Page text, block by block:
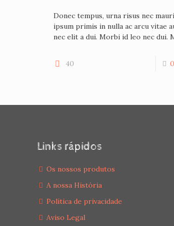
Donec tempus, urna risus nec
ipsum primis in nulla ac arcu vitae
nec elit a dui. Morbi id leo nec dui.
40 0
Links rápidos
Os nossos produtos
A nossa História
Política de privacidade
Aviso Legal